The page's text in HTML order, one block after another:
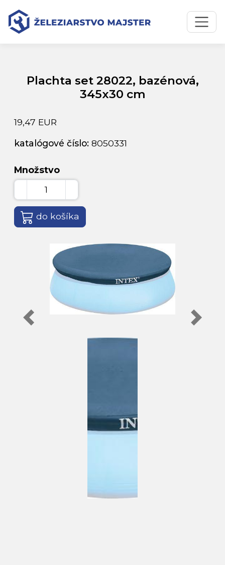
Preskočiť na obsah
Preskočiť na hlavné menu
Úvodná stránka
Plachta set 28022, bazénová, 345x30 cm
Plachta set 28022, bazénová,
345x30 cm
19,47 EUR
katalógové číslo: 8050331
Množstvo
do košíka